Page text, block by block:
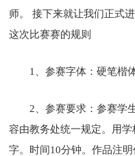
师。 接下来就让我们正式
这次比赛赛的规则
1、参赛字体：硬笔楷
2、参赛要求：参赛学
容由教务处统一规定。用
字。时间10分钟。作品注